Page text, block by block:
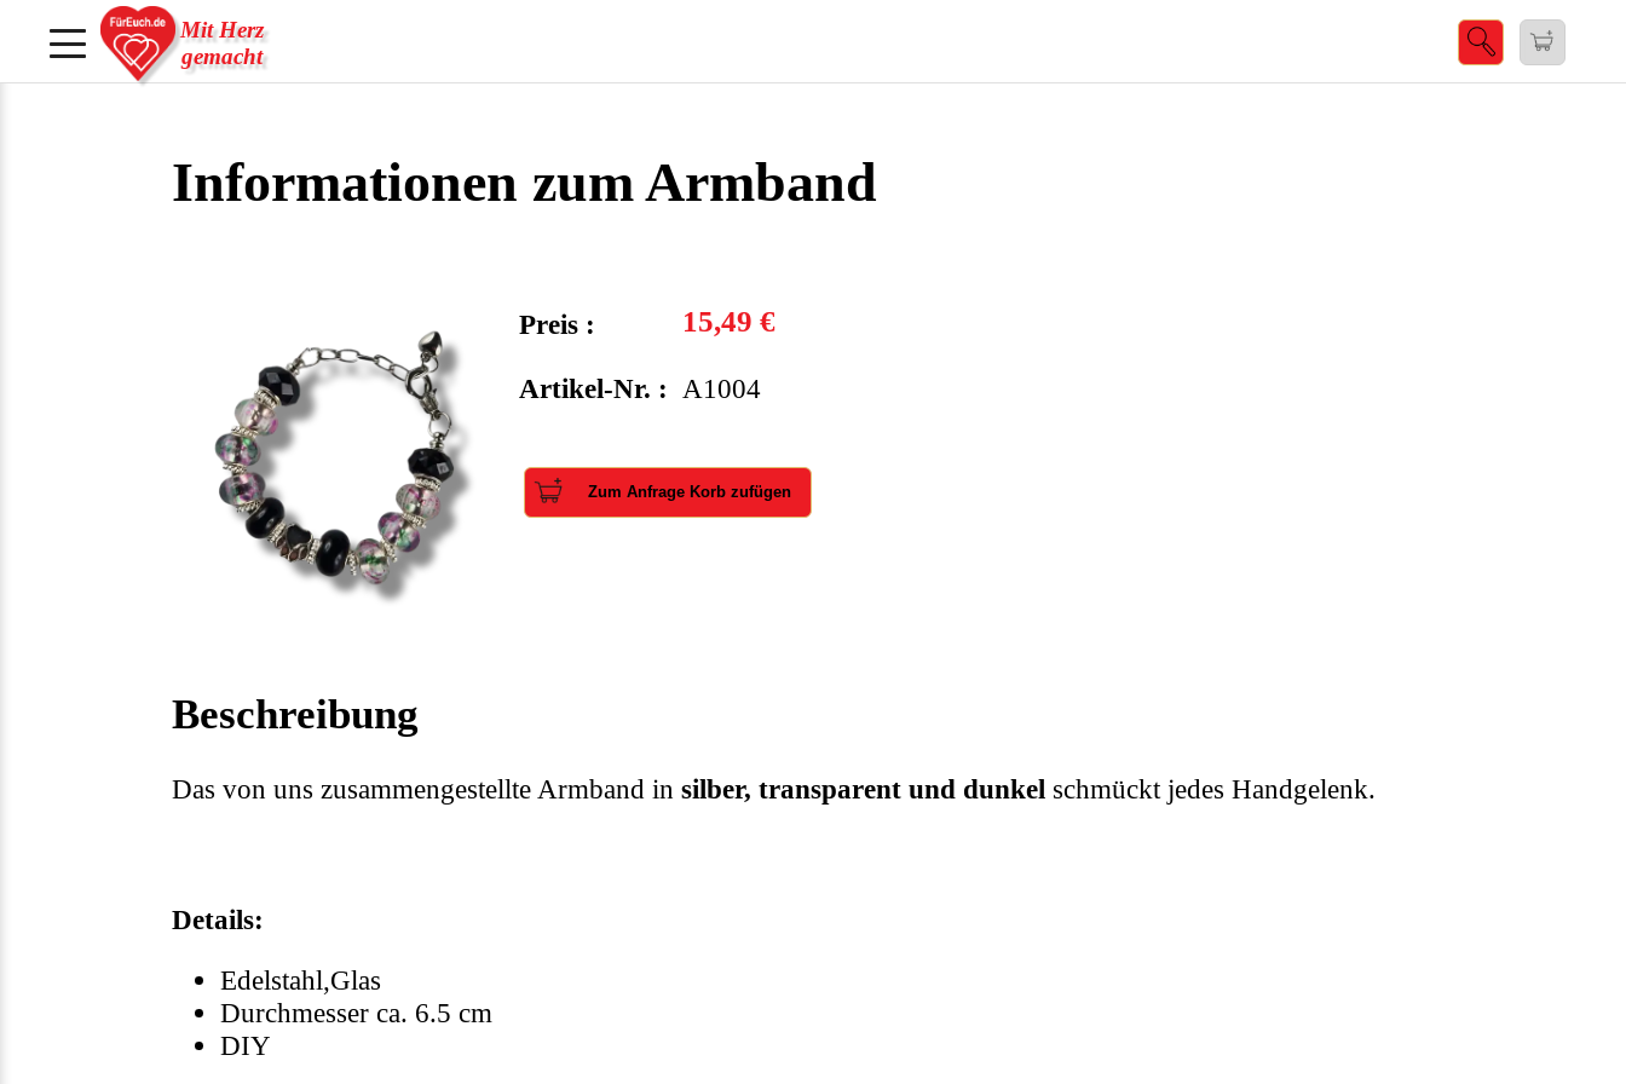
Mit Herz
gemacht
Informationen zum Armband
Preis : 15,49 €
Artikel-Nr. : A1004
Zum Anfrage Korb zufügen
Beschreibung
Das von uns zusammengestellte Armband insilber, transparent und dunkel schmückt jedes Handgelenk.
Details:
Edelstahl,Glas
Durchmesser ca. 6.5 cm
DIY